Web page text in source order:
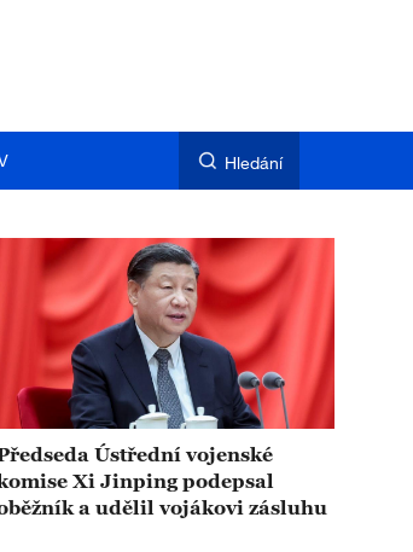
Hledání
Ústřední vojenské
Xi Jinping podepsal
a udělil vojákovi zásluhu